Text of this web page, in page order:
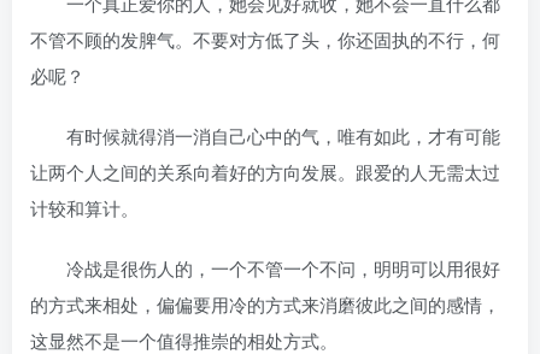
不管不顾的发脾气。不要对方低了头，你还固执的不行，何
必呢？
有时候就得消一消自己心中的气，唯有如此，才有可能
让两个人之间的关系向着好的方向发展。跟爱的人无需太过
计较和算计。
冷战是很伤人的，一个不管一个不问，明明可以用很好
的方式来相处，偏偏要用冷的方式来消磨彼此之间的感情，
这显然不是一个值得推崇的相处方式。